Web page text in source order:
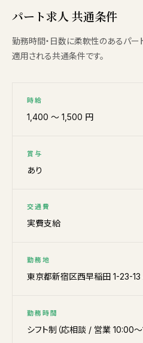
パート求人 共通条件
勤務時間・日数に柔軟性のあるパー
適用される共通条件です。
時給
1,400 〜 1,500 円
賞与
あり
交通費
実費支給
勤務地
東京都新宿区西早稲田 1-23-
勤務時間
シフト制（応相談 / 営業 10:00〜